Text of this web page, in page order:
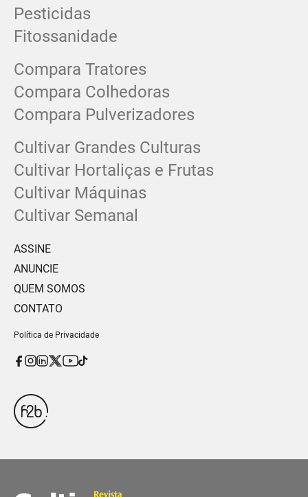
Pesticidas
Fitossanidade
Compara Tratores
Compara Colhedoras
Compara Pulverizadores
Cultivar Grandes Culturas
Cultivar Hortaliças e Frutas
Cultivar Máquinas
Cultivar Semanal
ASSINE
ANUNCIE
QUEM SOMOS
CONTATO
Política de Privacidade